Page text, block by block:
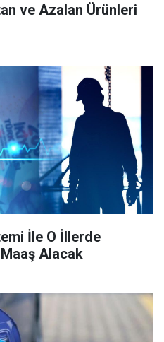
ve Azalan Ürünleri
İle O İllerde
Alacak